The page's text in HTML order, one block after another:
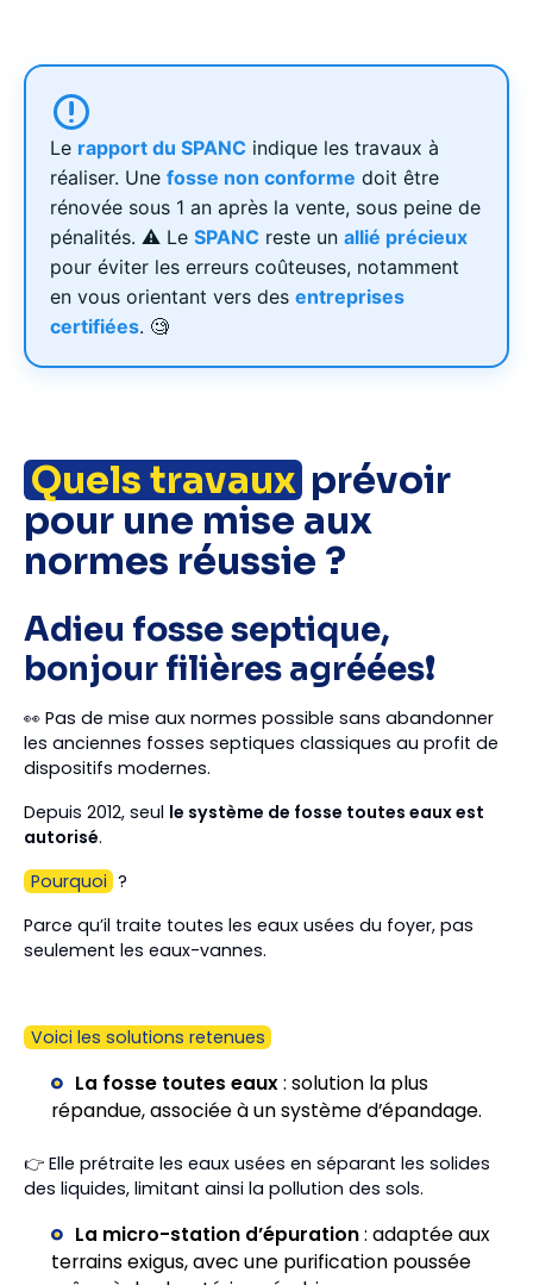
Le rapport du SPANC indique les travaux à
réaliser. Une fosse non conforme doit être
rénovée sous 1 an après la vente, sous peine de
pénalités. ⚠️ Le SPANC reste un allié précieux
pour éviter les erreurs coûteuses, notamment
en vous orientant vers des entreprises
certifiées. 🧐
Quels travaux prévoir
pour une mise aux
normes réussie ?
Adieu fosse septique,
bonjour filières agréées❗
👀 Pas de mise aux normes possible sans abandonner
les anciennes fosses septiques classiques au profit de
dispositifs modernes.
Depuis 2012, seul le système de fosse toutes eaux est
autorisé.
Pourquoi ?
Parce qu’il traite toutes les eaux usées du foyer, pas
seulement les eaux-vannes.
Voici les solutions retenues
La fosse toutes eaux: solution la plus
répandue, associée à un système d’épandage.
👉 Elle prétraite les eaux usées en séparant les solides
des liquides, limitant ainsi la pollution des sols.
La micro-station d’épuration: adaptée aux
terrains exigus, avec une purification poussée